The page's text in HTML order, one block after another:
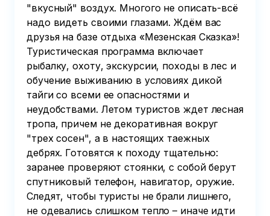
"вкусный" воздух. Многого не описать-всё
надо видеть своими глазами. Ждём вас
друзья на базе отдыха «Мезенская Сказка»!
Туристическая программа включает
рыбалку, охоту, экскурсии, походы в лес и
обучение выживанию в условиях дикой
тайги со всеми ее опасностями и
неудобствами. Летом туристов ждет лесная
тропа, причем не декоративная вокруг
"трех сосен", а в настоящих таежных
дебрях. Готовятся к походу тщательно:
заранее проверяют стоянки, с собой берут
спутниковый телефон, навигатор, оружие.
Следят, чтобы туристы не брали лишнего,
не одевались слишком тепло – иначе идти